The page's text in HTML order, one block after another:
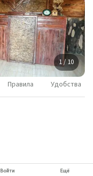
1 / 10
Правила Удобства
Войти Ещё